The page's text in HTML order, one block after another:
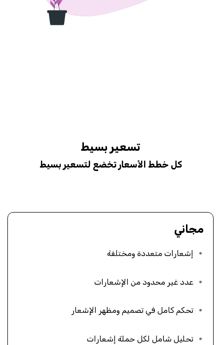
تسعير بسيط
كل خطط الأسعار تخضع لتسعير بسيط
مجاني
إشعارات متعددة ومختلفة
عدد غير محدود من الإشعارات
تحكم كامل في تصميم ومظهر الإشعار
تحليل شامل لكل حملة إشعارات